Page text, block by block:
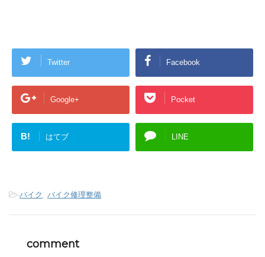
Twitter Facebook
Google+ Pocket
B! はてブ LINE
-バイク バイク修理整備
comment